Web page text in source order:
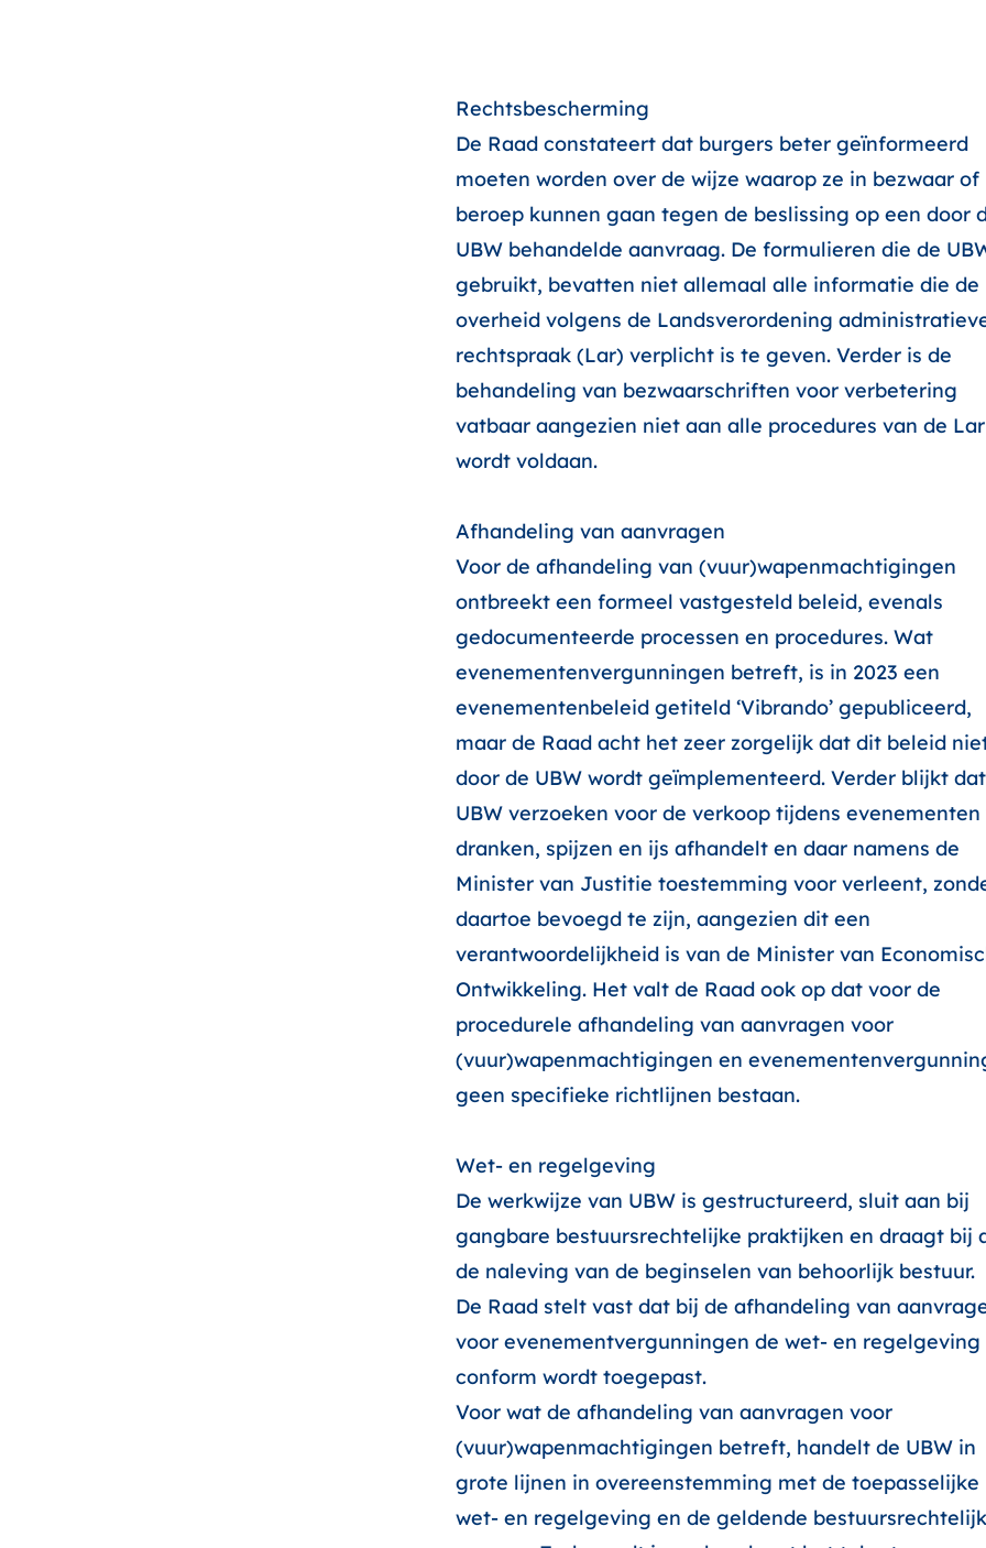
Rechtsbescherming
De Raad constateert dat burgers beter geïnformeerd
moeten worden over de wijze waarop ze in bezwaar of
beroep kunnen gaan tegen de beslissing op een door
UBW behandelde aanvraag. De formulieren die de
gebruikt, bevatten niet allemaal alle informatie die de
overheid volgens de Landsverordening
rechtspraak (Lar) verplicht is te geven. Verder is de
behandeling van bezwaarschriften voor verbetering
vatbaar aangezien niet aan alle procedures van de Lar
wordt voldaan.
Afhandeling van aanvragen
Voor de afhandeling van (vuur)wapenmachtigingen
ontbreekt een formeel vastgesteld beleid, evenals
gedocumenteerde processen en procedures. Wat
evenementenvergunningen betreft, is in 2023 een
evenementenbeleid getiteld ‘Vibrando’ gepubliceerd,
maar de Raad acht het zeer zorgelijk dat dit beleid
door de UBW wordt geïmplementeerd. Verder blijkt
UBW verzoeken voor de verkoop tijdens evenementen
dranken, spijzen en ijs afhandelt en daar namens de
Minister van Justitie toestemming voor verleent,
daartoe bevoegd te zijn, aangezien dit een
verantwoordelijkheid is van de Minister van
Ontwikkeling. Het valt de Raad ook op dat voor de
procedurele afhandeling van aanvragen voor
(vuur)wapenmachtigingen en
geen specifieke richtlijnen bestaan.
Wet- en regelgeving
De werkwijze van UBW is gestructureerd, sluit aan bij
gangbare bestuursrechtelijke praktijken en draagt bij
de naleving van de beginselen van behoorlijk bestuur.
De Raad stelt vast dat bij de afhandeling van
voor evenementvergunningen de wet- en regelgeving
conform wordt toegepast.
Voor wat de afhandeling van aanvragen voor
(vuur)wapenmachtigingen betreft, handelt de UBW in
grote lijnen in overeenstemming met de toepasselijke
wet- en regelgeving en de geldende